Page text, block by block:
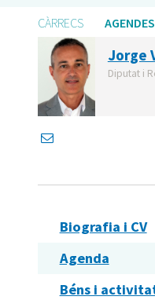
CÀRRECS AGENDES
Jorge
Diputat i
Biografia i CV
Agenda
Béns i